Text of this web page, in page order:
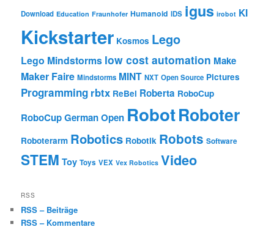
Download Education Fraunhofer Humanoid IDS igus irobot KI
Kickstarter Kosmos Lego
Lego Mindstorms low cost automation Make
Maker Faire Mindstorms MINT NXT Open Source Pictures
Programming rbtx ReBel Roberta RoboCup
RoboCup German Open RobotRoboter
Roboterarm Robotics Robotik Robots Software
STEM Toy Toys VEX Vex Robotics Video
RSS
RSS – Beiträge
RSS – Kommentare